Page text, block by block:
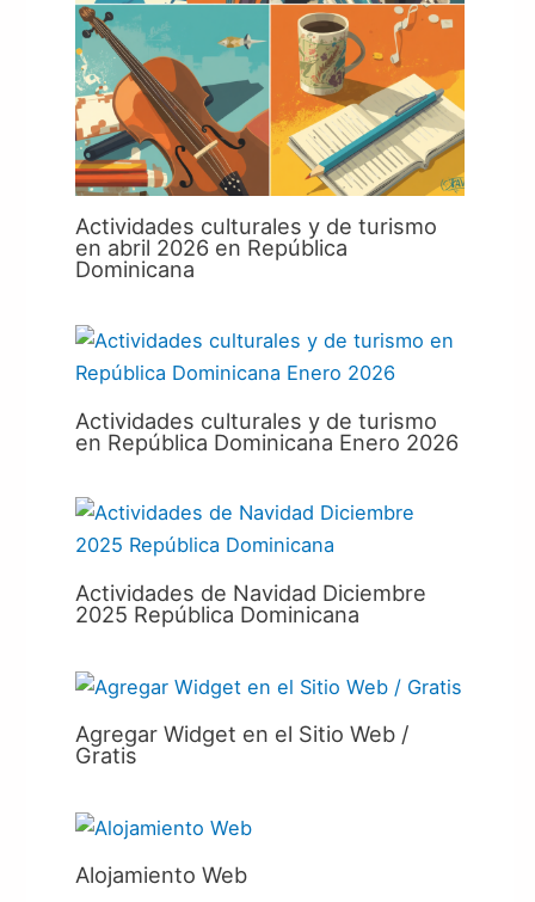
Actividades culturales y de turismo
en abril 2026 en República
Dominicana
Actividades culturales y de turismo
en República Dominicana Enero 2026
Actividades de Navidad Diciembre
2025 República Dominicana
Agregar Widget en el Sitio Web /
Gratis
Alojamiento Web